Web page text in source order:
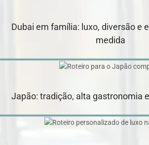
Dubai em família: luxo, diversão e
medida
Japão: tradição, alta gastronomia